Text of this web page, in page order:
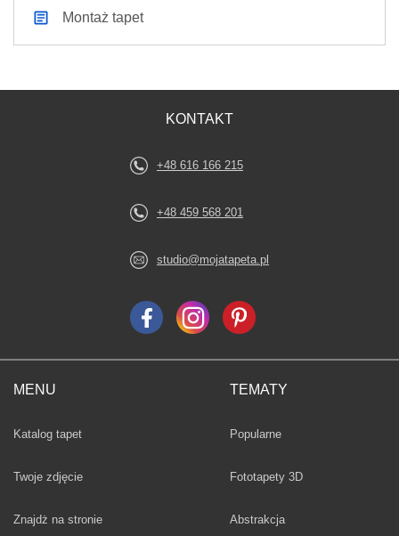
Montaż tapet
MENU
Katalog tapet
Twoje zdjęcie
Znajdż na stronie
TEMATY
Fototapety
Popularne
Fototapety 3D
Fototapety
Abstrakcja
KONTAKT
+48 616 166 215
+48 459 568 201
studio@mojatapeta.pl